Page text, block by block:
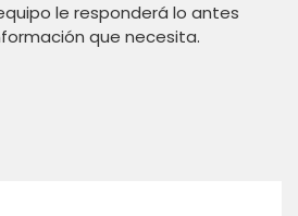
le responderá lo antes
que necesita.